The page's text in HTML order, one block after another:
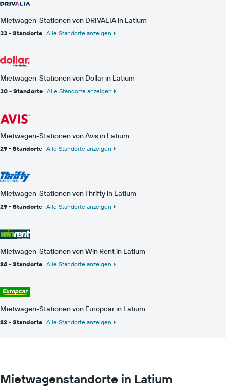
Mietwagen-Stationen von DRIVALIA in Latium
33 - Standorte Alle Standorte anzeigen
Mietwagen-Stationen von Dollar in Latium
30 - Standorte Alle Standorte anzeigen
Mietwagen-Stationen von Avis in Latium
29 - Standorte Alle Standorte anzeigen
Mietwagen-Stationen von Thrifty in Latium
29 - Standorte Alle Standorte anzeigen
Mietwagen-Stationen von Win Rent in Latium
24 - Standorte Alle Standorte anzeigen
Mietwagen-Stationen von Europcar in Latium
22 - Standorte Alle Standorte anzeigen
Mietwagenstandorte in Latium